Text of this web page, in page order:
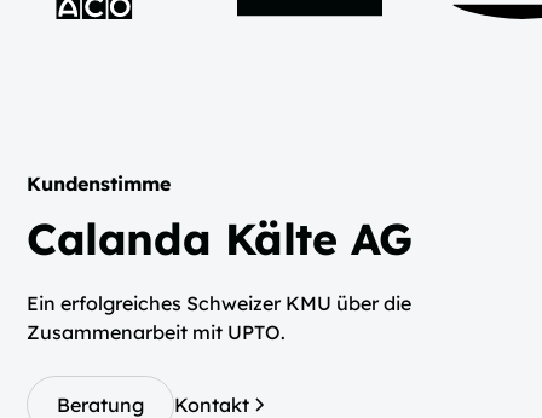
Kundenstimme
Calanda Kälte AG
Ein erfolgreiches Schweizer KMU über die
Zusammenarbeit mit UPTO.
Beratung Kontakt